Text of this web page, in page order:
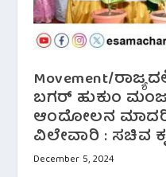
Movement/
ಬಗರ್ ಹುಕುಂ
ಆಂದೋಲನ
ವಿಲೇವಾರಿ : ಸಚಿವ
December 5, 2024